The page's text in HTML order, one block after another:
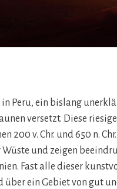
Peru, ein bislang
versetzt. Diese
200 v. Chr. und 650 n.
Wüste und zeigen
Fast alle dieser
über ein Gebiet von gut